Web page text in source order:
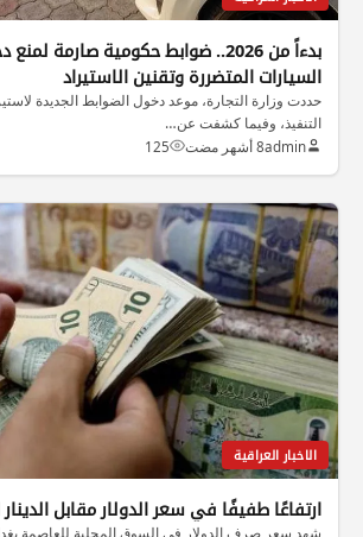
السيارات المتضررة وتقنين الاستيراد
حددت وزارة التجارة، موعد دخول الضوابط الجديدة
التنفيذ، وفيما كشفت عن…
admin8 أشهر مضت 125
الاخبار العراقية
ارتفاعًا طفيفًا في سعر الدولار مقابل